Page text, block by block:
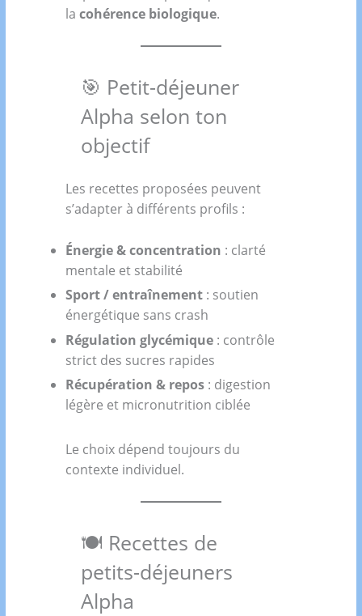
lacohérence biologique.
🎯 Petit-déjeuner
Alpha selon ton
objectif
Les recettes proposées peuvent
s’adapter à différents profils :
Énergie & concentration : clarté
mentale et stabilité
Sport / entraînement : soutien
énergétique sans crash
Régulation glycémique : contrôle
strict des sucres rapides
Récupération & repos : digestion
légère et micronutrition ciblée
Le choix dépend toujours du
contexte individuel.
🍽️ Recettes de
petits-déjeuners
Alpha